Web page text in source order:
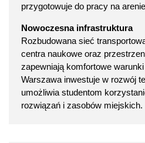
przygotowuje do pracy na
Nowoczesna infrastruktura
Rozbudowana sieć
centra naukowe oraz
zapewniają komfortowe
Warszawa inwestuje w rozwój
umożliwia studentom
rozwiązań i zasobów miejskich.